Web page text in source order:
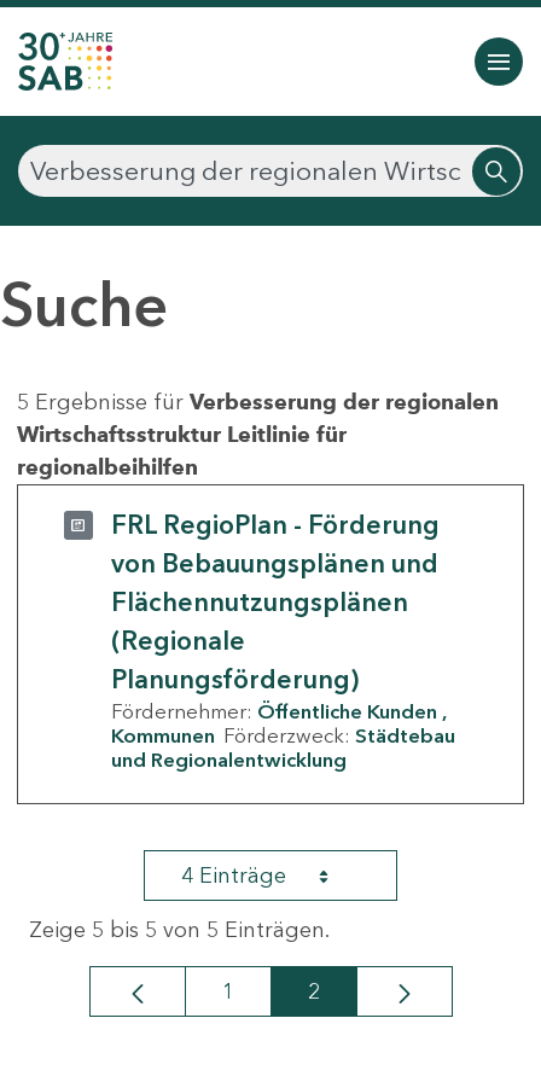
Suche
5 Ergebnisse für Verbesserung der regionalen
Wirtschaftsstruktur Leitlinie für
regionalbeihilfen
FRL RegioPlan - Förderung
von Bebauungsplänen und
Flächennutzungsplänen
(Regionale
Planungsförderung)
Fördernehmer: Öffentliche Kunden
Kommunen Förderzweck: Städtebau
und Regionalentwicklung
4 Einträge
Zeige 5 bis 5 von 5 Einträgen.
Seite
1 Seite
2